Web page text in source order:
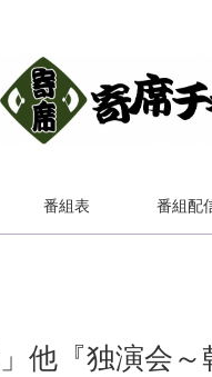
番組表 番組配
他『独演会